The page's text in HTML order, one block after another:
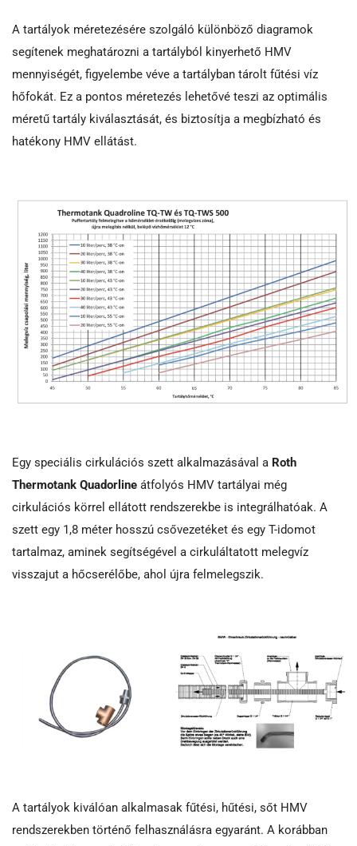
A tartályok méretezésére szolgáló különböző diagramok
segítenek meghatározni a tartályból kinyerhető HMV
mennyiségét, figyelembe véve a tartályban tárolt fűtési víz
hőfokát. Ez a pontos méretezés lehetővé teszi az optimális
méretű tartály kiválasztását, és biztosítja a megbízható és
hatékony HMV ellátást.
Egy speciális cirkulációs szett alkalmazásával a Roth
Thermotank Quadorline átfolyós HMV tartályai még
cirkulációs körrel ellátott rendszerekbe is integrálhatóak. A
szett egy 1,8 méter hosszú csővezetéket és egy T-idomot
tartalmaz, aminek segítségével a cirkuláltatott melegvíz
visszajut a hőcserélőbe, ahol újra felmelegszik.
A tartályok kiválóan alkalmasak fűtési, hűtési, sőt HMV
rendszerekben történő felhasználásra egyaránt. A korábban